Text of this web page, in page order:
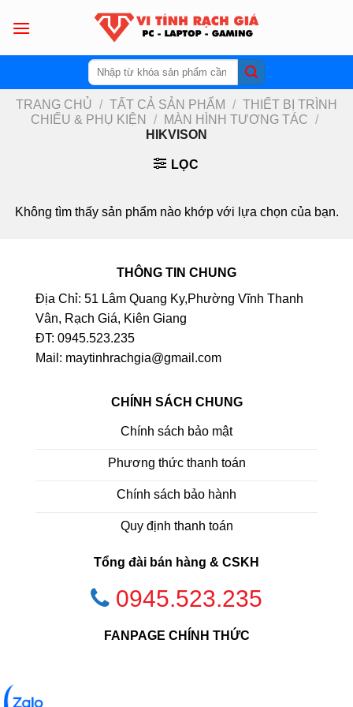
Tìm
kiếm:
TRANG CHỦ / TẤT CẢ SẢN PHẨM / THIẾT BỊ TRÌNH
CHIẾU & PHỤ KIỆN
/ MÀN HÌNH TƯƠNG TÁC /
HIKVISON
LỌC
Không tìm thấy sản phẩm nào khớp với lựa chọn của bạn.
THÔNG TIN CHUNG
Địa Chỉ: 51 Lâm Quang Ky,Phường Vĩnh Thanh
Vân, Rạch Giá, Kiên Giang
ĐT: 0945.523.235
Mail: maytinhrachgia@gmail.com
CHÍNH SÁCH CHUNG
Chính sách bảo mật
Phương thức thanh toán
Chính sách bảo hành
Quy định thanh toán
Tổng đài bán hàng & CSKH
0945.523.235
FANPAGE CHÍNH THỨC